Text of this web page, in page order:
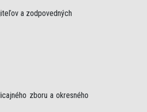
a zodpovedných
zboru a okresného